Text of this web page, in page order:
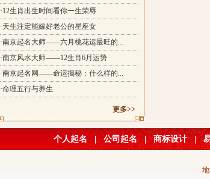
·12生肖出生时间看你一生荣辱
·天生注定能嫁好老公的星座女
·南京起名大师——六月桃花运最旺的...
·南京风水大师——12生肖6月运势
·南京起名网——命运揭秘：什么样的...
·命理五行与养生
更多>>
个人起名 公司起名 | 商标设计 |